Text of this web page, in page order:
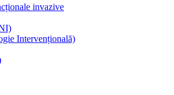
invazive
Intervențională)